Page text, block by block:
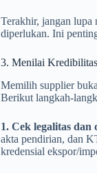
Terakhir, jangan lupa
diperlukan. Ini
3. Menilai
Memilih supplier
Berikut langkah-
1. Cek legalitas dan
akta pendirian, dan
kredensial ekspor/